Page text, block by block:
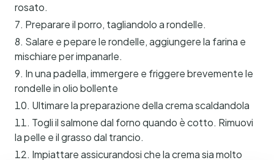
rosato.
Preparare il porro, tagliandolo a rondelle.
Salare e pepare le rondelle, aggiungere la farina e
mischiare per impanarle.
In una padella, immergere e friggere brevemente le
rondelle in olio bollente
Ultimare la preparazione della crema scaldandola
Togli il salmone dal forno quando è cotto. Rimuovi
la pelle e il grasso dal trancio.
Impiattare assicurandosi che la crema sia molto